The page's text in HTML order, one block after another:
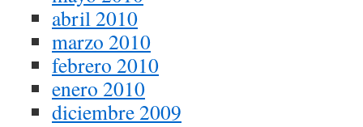
abril 2010
marzo 2010
febrero 2010
enero 2010
diciembre 2009